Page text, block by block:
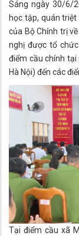
Sáng ngày 30/6/
học tập, quán
của Bộ Chính trị
nghị được tổ
điểm cầu chính tại
Hà Nội) đến các
Tại điểm cầu xã